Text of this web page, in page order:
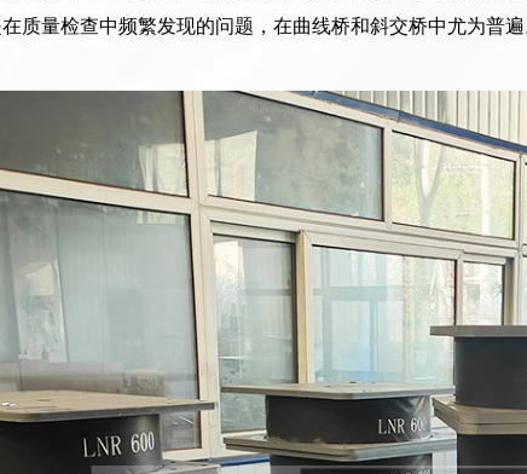
质量检查中频繁发现的问题，在曲线桥和斜交桥中尤为普